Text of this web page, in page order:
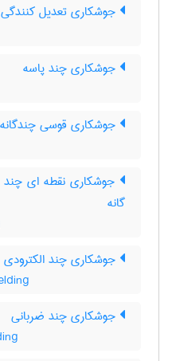
جوشکاری تعدیل کنندگی
جوشکاری چند پاسه
جوشکاری قوسی چندگانه
جوشکاری نقطه ای چند
گانه
جوشکاری چند الکترودی
جوشکاری چند ضربانی